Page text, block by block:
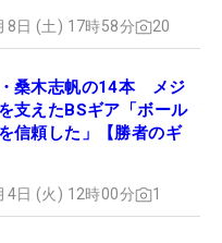
8日 (土) 17時58分 20
桑木志帆の14本 メジ
支えたBSギア「ボール
信頼した」【勝者のギ
4日 (火) 12時00分 1